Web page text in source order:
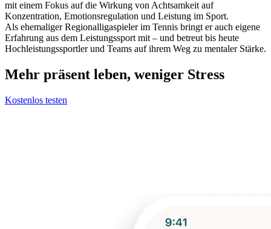
mit einem Fokus auf die Wirkung von Achtsamkeit auf
Konzentration, Emotionsregulation und Leistung im Sport.
Als ehemaliger Regionalligaspieler im Tennis bringt er auch eigene
Erfahrung aus dem Leistungssport mit – und betreut bis heute
Hochleistungssportler und Teams auf ihrem Weg zu mentaler Stärke.
Mehr präsent leben, weniger Stress
Kostenlos testen